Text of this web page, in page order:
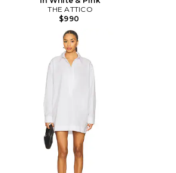
THE ATTICO
$990